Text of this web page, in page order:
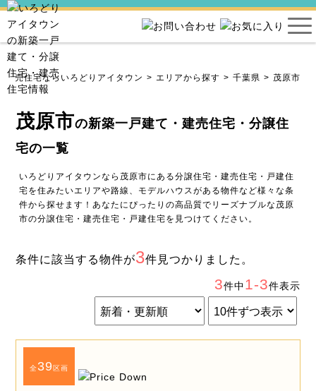
建売住宅ならいろどりアイタウン エリアから探す 千葉県 茂原市
茂原市の新築一戸建て・建売住宅・分譲住
宅の一覧
いろどりアイタウンなら茂原市にある分譲住宅・建売住宅・戸建住
宅を住みたいエリアや路線、モデルハウスがある物件など様々な条
件から探せます！あなたにぴったりの高品質でリーズナブルな茂原
市の分譲住宅・建売住宅・戸建住宅を見つけてください。
条件に該当する物件が3件見つかりました。
3件中1-3件表示
全39区画